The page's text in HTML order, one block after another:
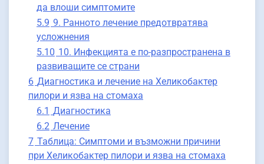
да влоши симптомите
5.9 9. Ранното лечение предотвратява
усложнения
5.10 10. Инфекцията е по-разпространена в
развиващите се страни
6 Диагностика и лечение на Хеликобактер
пилори и язва на стомаха
6.1 Диагностика
6.2 Лечение
7 Таблица: Симптоми и възможни причини
при Хеликобактер пилори и язва на стомаха